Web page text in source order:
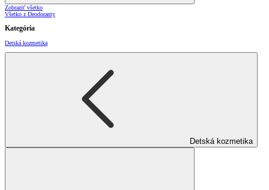
Zobraziť všetko
Všetko z Deodoranty
Kategória
Detská kozmetika
Detská kozmetika